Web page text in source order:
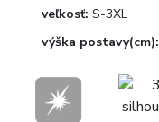
veľkosť: S-3XL
výška postavy(cm):